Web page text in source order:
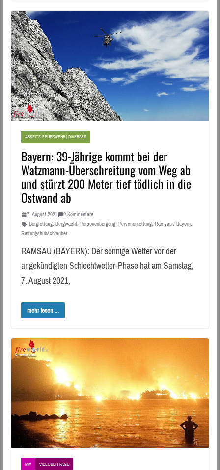
ABSEITS-FEUERWEHR | DIVERSES
Bayern: 39-Jährige kommt bei der
Watzmann-Überschreitung vom Weg ab
und stürzt 200 Meter tief tödlich in die
Ostwand ab
7. August 2021
0 Kommentare
Bergrettung, Bergwacht, Personenbergung, Personenrettung, Ramsau / Bayern,
Rettungshubschrauber
RAMSAU (BAYERN): Der sonnige Wetter vor der
angekündigten Schlechtwetter-Phase hat am Samstag,
7. August 2021,
mehr lesen ...
MIX VIDEOBEITRÄGE